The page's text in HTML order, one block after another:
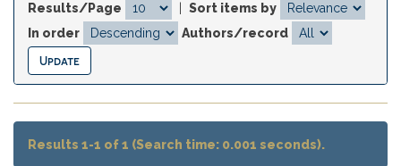
Results/Page
Sort items by
In order
Authors/record
Results 1-1 of 1 (Search time: 0.001 seconds).